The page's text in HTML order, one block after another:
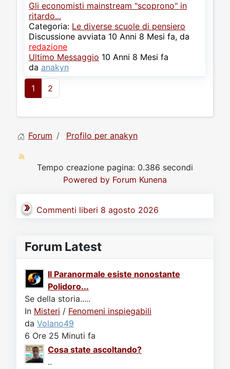
Gli economisti mainstream "scoprono" in
ritardo...
Categoria: Le diverse scuole di pensiero
Discussione avviata 10 Anni 8 Mesi fa, da
redazione
Ultimo Messaggio 10 Anni 8 Mesi fa
da anakyn
1 2
Forum Profilo per anakyn
Tempo creazione pagina: 0.386 secondi
Powered by Forum Kunena
Commenti liberi 8 agosto 2026
Forum Latest
Il Paranormale esiste nonostante
Polidoro...
Se della storia.....
In Misteri / Fenomeni inspiegabili
da Volano49
6 Ore 25 Minuti fa
Cosa state ascoltando?
..